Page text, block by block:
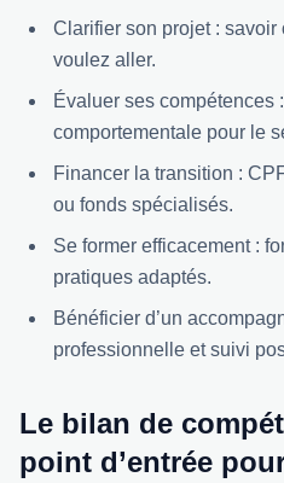
Clarifier son projet :
voulez aller.
Évaluer ses compétences
comportementale pour le
Financer la transition :
ou fonds spécialisés.
Se former efficacement :
pratiques adaptés.
Bénéficier d’un
professionnelle et suivi
Le bilan de
point d’entrée